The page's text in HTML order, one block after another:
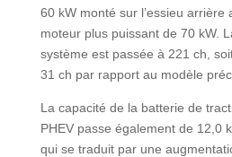
60 kW monté sur l’essieu arrière
moteur plus puissant de 70 kW.
système est passée à 221 ch,
31 ch par rapport au modèle
La capacité de la batterie de
PHEV passe également de 12,0
qui se traduit par une